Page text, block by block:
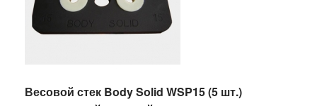
Весовой стек Body Solid WSP15 (5 шт.)